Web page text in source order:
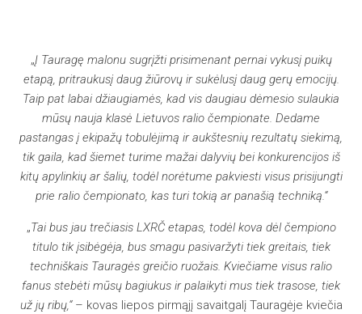
„Į Tauragę malonu sugrįžti prisimenant pernai vykusį puikų
etapą, pritraukusį daug žiūrovų ir sukėlusį daug gerų emocijų.
Taip pat labai džiaugiamės, kad vis daugiau dėmesio sulaukia
mūsų nauja klasė Lietuvos ralio čempionate. Dedame
pastangas į ekipažų tobulėjimą ir aukštesnių rezultatų siekimą,
tik gaila, kad šiemet turime mažai dalyvių bei konkurencijos iš
kitų apylinkių ar šalių, todėl norėtume pakviesti visus prisijungti
prie ralio čempionato, kas turi tokią ar panašią techniką.“
„Tai bus jau trečiasis LXRČ etapas, todėl kova dėl čempiono
titulo tik įsibėgėja, bus smagu pasivaržyti tiek greitais, tiek
techniškais Tauragės greičio ruožais. Kviečiame visus ralio
fanus stebėti mūsų bagiukus ir palaikyti mus tiek trasose, tiek
už jų ribų,“– kovas liepos pirmąjį savaitgalį Tauragėje kviečia